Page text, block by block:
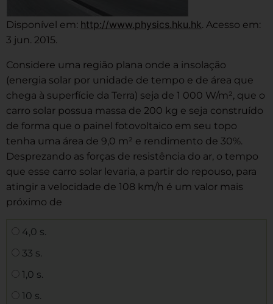
Disponível em: http://www.physics.hku.hk. Acesso em:
3 jun. 2015.
Considere uma região plana onde a insolação
(energia solar por unidade de tempo e de área que
chega à superfície da Terra) seja de 1 000 W/m², que o
carro solar possua massa de 200 kg e seja construído
de forma que o painel fotovoltaico em seu topo
tenha uma área de 9,0 m² e rendimento de 30%.
Desprezando as forças de resistência do ar, o tempo
que esse carro solar levaria, a partir do repouso, para
atingir a velocidade de 108 km/h é um valor mais
próximo de
4,0 s.
33 s.
1,0 s.
10 s.